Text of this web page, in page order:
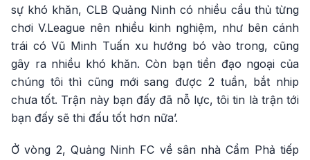
sự khó khăn, CLB Quảng Ninh có nhiều cầu thủ từng
chơi V.League nên nhiều kinh nghiệm, như bên cánh
trái có Vũ Minh Tuấn xu hướng bó vào trong, cũng
gây ra nhiều khó khăn. Còn bạn tiền đạo ngoại của
chúng tôi thì cũng mới sang được 2 tuần, bắt nhip
chưa tốt. Trận này bạn đấy đã nỗ lực, tôi tin là trận tới
bạn đấy sẽ thi đấu tốt hơn nữa’.
Ở vòng 2, Quảng Ninh FC về sân nhà Cẩm Phả tiếp